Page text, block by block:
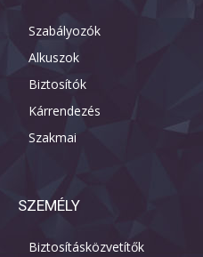
Szabályozók
Alkuszok
Biztosítók
Kárrendezés
Szakmai
SZEMÉLY
Biztosításközvetítők